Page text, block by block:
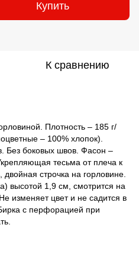
Купить
К сравнению
Плотность – 185 г/
– 100% хлопок).
Без боковых швов. Фасон –
тесьма от плеча к
строчка на горловине.
высотой 1,9 см, смотрится на
изменяет цвет и не садится в
с перфорацией при